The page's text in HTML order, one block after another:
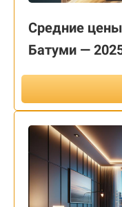
Средние
Батуми —